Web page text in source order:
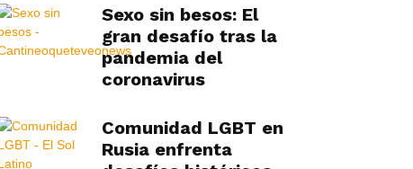
Sexo sin besos: El
gran desafío tras la
pandemia del
coronavirus
Comunidad LGBT en
Rusia enfrenta